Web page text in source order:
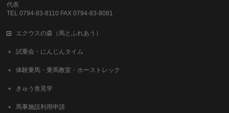
代表
TEL 0794-83-8110 FAX 0794-83-8081
エクウスの森（馬とふれあう）
試乗会・にんじんタイム
体験乗馬・乗馬教室・ホーストレック
きゅう舎見学
馬事施設利用申請